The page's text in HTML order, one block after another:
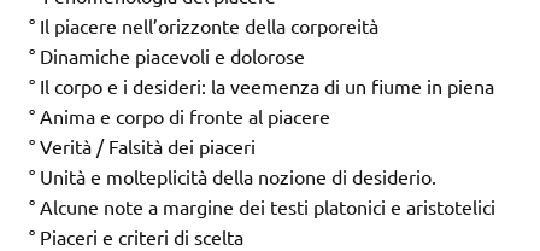
° Il piacere nell’orizzonte della corporeità
° Dinamiche piacevoli e dolorose
° Il corpo e i desideri: la veemenza di un fiume in piena
° Anima e corpo di fronte al piacere
° Verità / Falsità dei piaceri
° Unità e molteplicità della nozione di desiderio.
° Alcune note a margine dei testi platonici e aristotelici
° Piaceri e criteri di scelta